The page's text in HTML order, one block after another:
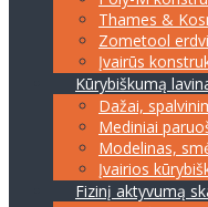
Thames &
Zometool
Įvairūs
Kūrybiškumą
Dažai,
Mediniai
Modelinas,
Įvairios
Fizinį aktyvumą